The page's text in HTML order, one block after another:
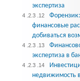
экспертиза
4 .2.3 .12
финансовые
добиваться
4 .2.3 .13
экспертиза в
4 .2.3 .14
недвижимость